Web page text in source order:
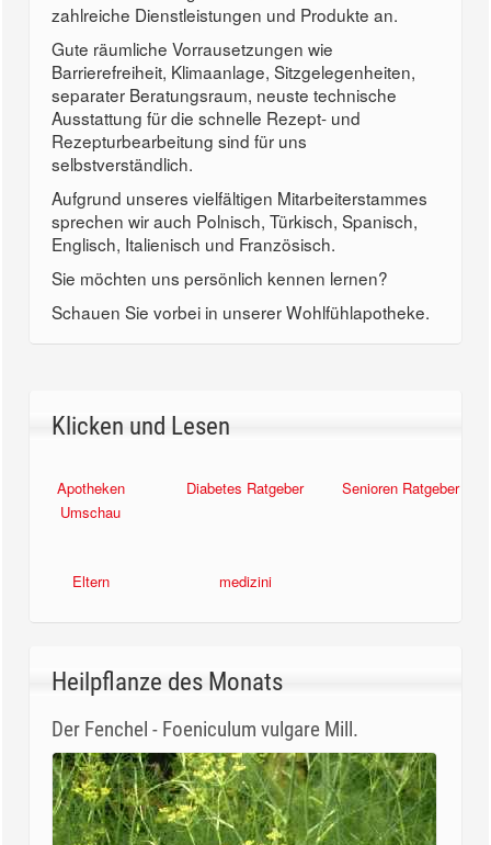
zahlreiche Dienstleistungen und Produkte an.
Gute räumliche Vorrausetzungen wie
Barrierefreiheit, Klimaanlage, Sitzgelegenheiten,
separater Beratungsraum, neuste technische
Ausstattung für die schnelle Rezept- und
Rezepturbearbeitung sind für uns
selbstverständlich.
Aufgrund unseres vielfältigen Mitarbeiterstammes
sprechen wir auch Polnisch, Türkisch, Spanisch,
Englisch, Italienisch und Französisch.
Sie möchten uns persönlich kennen lernen?
Schauen Sie vorbei in unserer Wohlfühlapotheke.
Klicken und Lesen
Apotheken
Umschau
Diabetes Ratgeber Senioren Ratgeber
Eltern medizini
Heilpflanze des Monats
Der Fenchel - Foeniculum vulgare Mill.